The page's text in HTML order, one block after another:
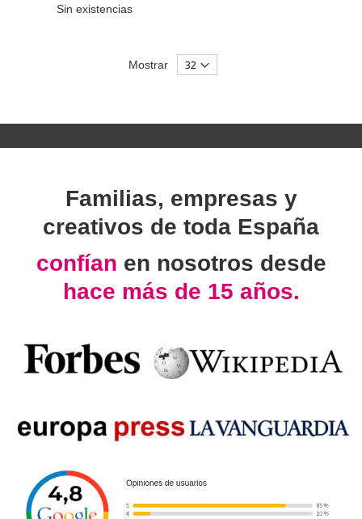
Sin existencias
Mostrar
Familias, empresas y
creativos de toda España
confían en nosotros desde
hace más de 15 años.